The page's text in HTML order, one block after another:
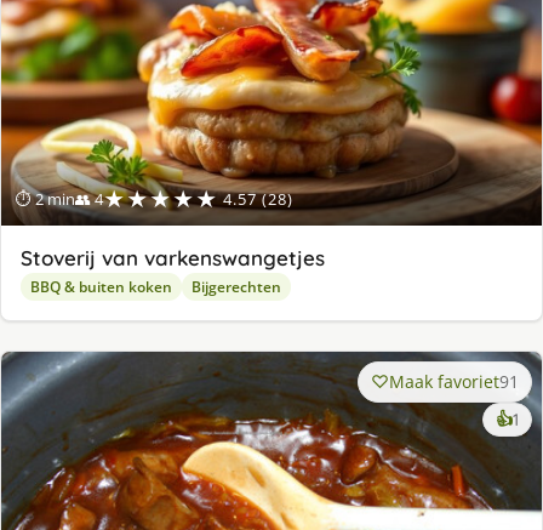
⏱ 2 min👥 4★★★★★ 4.57 (28)
Stoverij van varkenswangetjes
BBQ & buiten koken Bijgerechten
Maak favoriet91
👍1